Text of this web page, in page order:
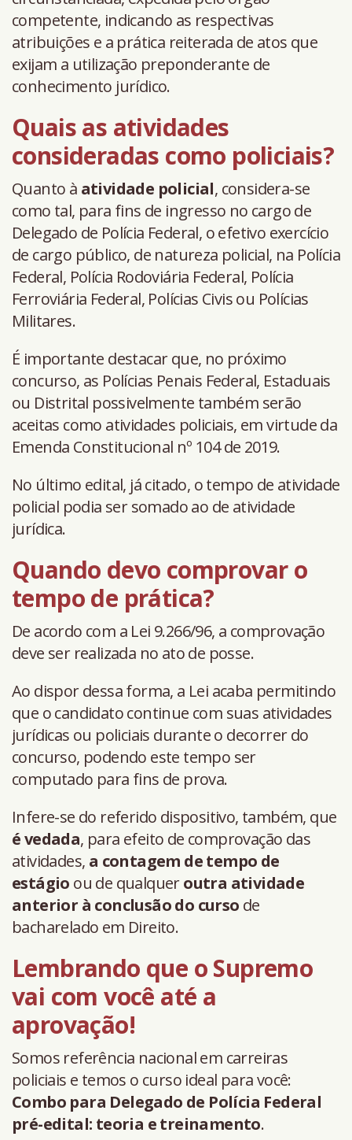
competente, indicando as respectivas
atribuições e a prática reiterada de atos que
exijam a utilização preponderante de
conhecimento jurídico.
Quais as atividades
consideradas como policiais?
Quanto à atividade policial, considera-se
como tal, para fins de ingresso no cargo de
Delegado de Polícia Federal, o efetivo exercício
de cargo público, de natureza policial, na Polícia
Federal, Polícia Rodoviária Federal, Polícia
Ferroviária Federal, Polícias Civis ou Polícias
Militares.
É importante destacar que, no próximo
concurso, as Polícias Penais Federal, Estaduais
ou Distrital possivelmente também serão
aceitas como atividades policiais, em virtude da
Emenda Constitucional nº 104 de 2019.
No último edital, já citado, o tempo de atividade
policial podia ser somado ao de atividade
jurídica.
Quando devo comprovar o
tempo de prática?
De acordo com a Lei 9.266/96, a comprovação
deve ser realizada no ato de posse.
Ao dispor dessa forma, a Lei acaba permitindo
que o candidato continue com suas atividades
jurídicas ou policiais durante o decorrer do
concurso, podendo este tempo ser
computado para fins de prova.
Infere-se do referido dispositivo, também, que
é vedada, para efeito de comprovação das
atividades, a contagem de tempo de
estágio ou de qualqueroutra atividade
anterior à conclusão do curso de
bacharelado em Direito.
Lembrando que o Supremo
vai com você até a
aprovação!
Somos referência nacional em carreiras
policiais e temos o curso ideal para você:
Combo para Delegado de Polícia Federal
pré-edital: teoria e treinamento.